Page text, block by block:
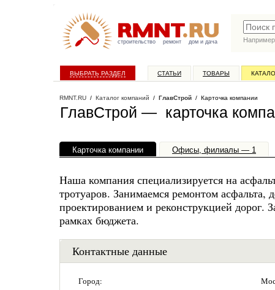
строительство ремонт дом и дача
Например,
ВЫБРАТЬ РАЗДЕЛ СТАТЬИ ТОВАРЫ
RMNT.RU / Каталог компаний / ГлавСтрой / Карточка компании
ГлавСтрой — карточка
Карточка компании Офисы, филиалы — 1
Наша компания специализируется на
тротуаров. Занимаемся ремонтом асфальта,
проектированием и реконструкцией дорог.
рамках бюджета.
Контактные данные
Город: